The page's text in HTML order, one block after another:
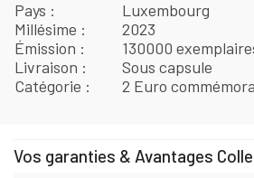
Pays
Luxembourg
Millésime
2023
Émission
130000
Livraison
Sous capsule
Catégorie
2 Euro
Vos garanties & Avantages